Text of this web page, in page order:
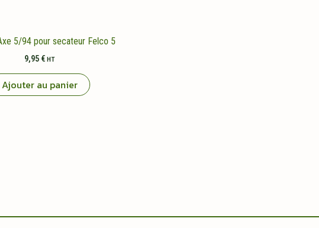
5/94 pour secateur Felco 5
9,95 € HT
Ajouter au panier